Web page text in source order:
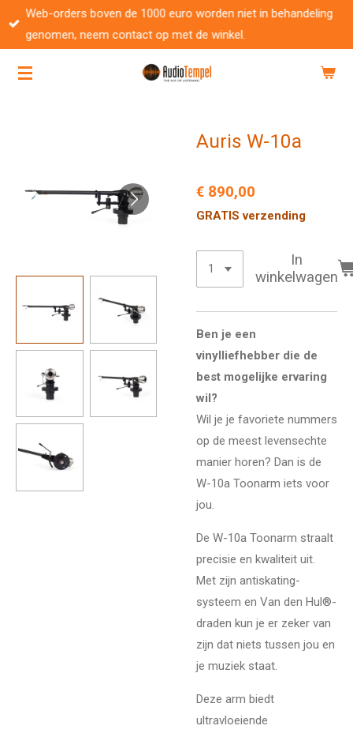
Ga
direct
de
Web-orders boven de 1000 euro worden niet in behandeling
genomen, neem contact op met de winkel.
Auris W-10a
€ 890,00
GRATIS verzending
In
winkelwagen
Ben je een
vinylliefhebber die de
best mogelijke ervaring
wil?
Wil je je favoriete nummers
op de meest levensechte
manier horen? Dan is de
W-10a Toonarm iets voor
jou.
De W-10a Toonarm straalt
precisie en kwaliteit uit.
Met zijn antiskating-
systeem en Van den Hul®-
draden kun je er zeker van
zijn dat niets tussen jou en
je muziek staat.
Deze arm biedt
ultravloeiende